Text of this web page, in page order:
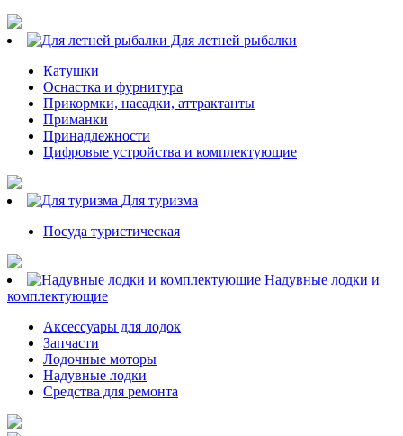
Для летней рыбалки
Катушки
Оснастка и фурнитура
Прикормки, насадки, аттрактанты
Приманки
Принадлежности
Цифровые устройства и комплектующие
Для туризма
Посуда туристическая
Надувные лодки и
комплектующие
Аксессуары для лодок
Запчасти
Лодочные моторы
Надувные лодки
Средства для ремонта